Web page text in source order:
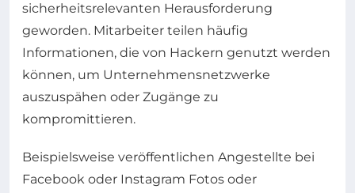
sicherheitsrelevanten Herausforderung
geworden. Mitarbeiter teilen häufig
Informationen, die von Hackern genutzt werden
können, um Unternehmensnetzwerke
auszuspähen oder Zugänge zu
kompromittieren.
Beispielsweise veröffentlichen Angestellte bei
Facebook oder Instagram Fotos oder